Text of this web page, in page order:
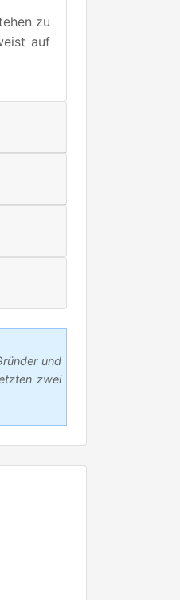
zu
auf
und
zwei